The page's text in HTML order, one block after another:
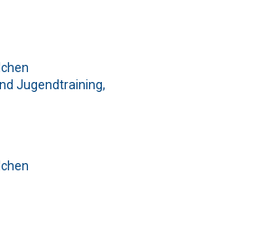
Spambot bist und wähle das Symbol
Spambot bist und wähle das Symbol
Spambot bist und wähle das Symbol
Spambot bist und wähle das Symbol
Spambot bist und wähle das Symbol
Spambot bist und wähle das Symbol
Jugendtraining,